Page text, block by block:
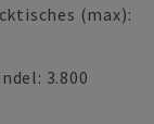
(max):
3.800